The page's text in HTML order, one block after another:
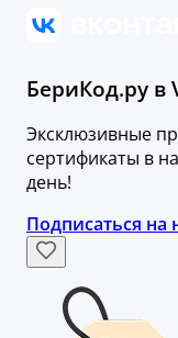
БериКод.ру в
Эксклюзивные
сертификаты в
день!
Подписаться на